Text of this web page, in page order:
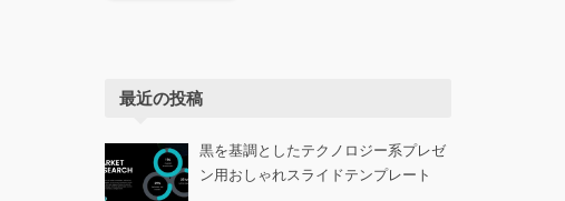
最近の投稿
黒を基調としたテクノロジー系プレゼ
ン用おしゃれスライドテンプレート